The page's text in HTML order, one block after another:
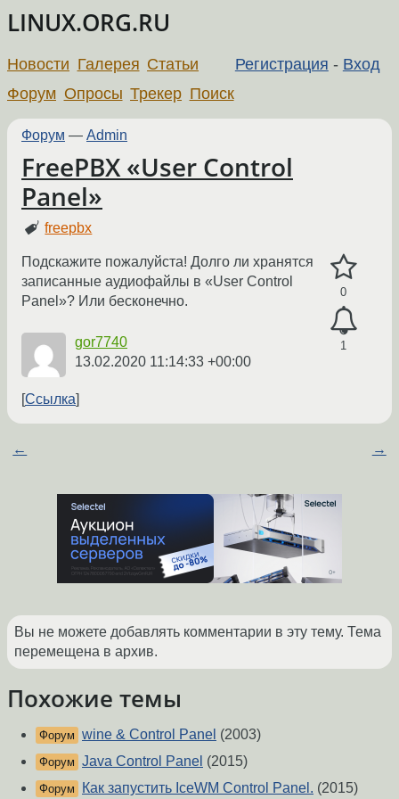
LINUX.ORG.RU
Регистрация - Вход
Новости Галерея Статьи
Форум Опросы Трекер Поиск
Форум — Admin
FreePBX «User Control
Panel»
freepbx
0
1
Подскажите пожалуйста! Долго ли хранятся
записанные аудиофайлы в «User Control
Panel»? Или бесконечно.
gor7740
13.02.2020 11:14:33 +00:00
Ссылка
← →
Вы не можете добавлять комментарии в эту тему. Тема
перемещена в архив.
Похожие темы
Форум wine & Control Panel (2003)
Форум Java Control Panel (2015)
Форум Как запустить IceWM Control Panel. (2015)